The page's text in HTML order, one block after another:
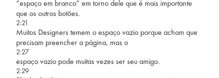
“espaço em branco” em torno dele que é mais importante
que os outros botões.
2:21
Muitos Designers temem o espaço vazio porque acham que
precisam preencher a página, mas o
2:27
espaço vazio pode muitas vezes ser seu amigo.
2:29